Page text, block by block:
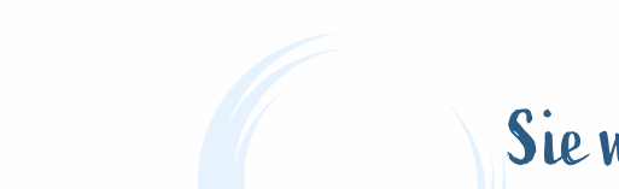
Sie